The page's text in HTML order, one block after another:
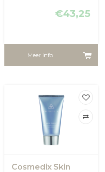
€43,25
Meer info
Cosmedix Skin